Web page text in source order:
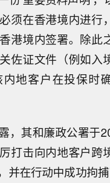
须在香港境内进行
港境内签署。除此
佐证文件（例如入
地客户在投保时
，其和廉政公署于
打击向内地客户跨
并在行动中成功拘